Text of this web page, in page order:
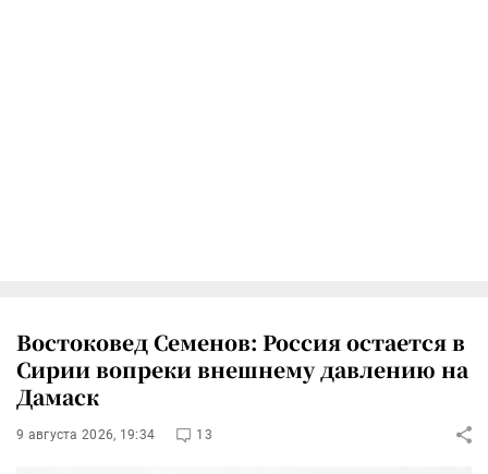
Востоковед Семенов: Россия остается в
Сирии вопреки внешнему давлению на
Дамаск
9 августа 2026, 19:34 13